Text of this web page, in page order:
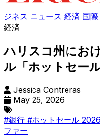
ジネス ニュース 経済 国際
経済
ハリスコ州にお
ル「ホットセー
Jessica Contreras
May 25, 2026
#銀行 #ホットセール 2026
ファー